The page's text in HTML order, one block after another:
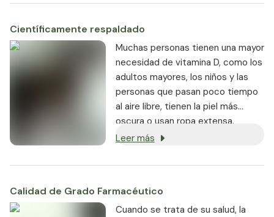
Científicamente respaldado
Muchas personas tienen una mayor
necesidad de vitamina D, como los
adultos mayores, los niños y las
personas que pasan poco tiempo
al aire libre, tienen la piel más
oscura o usan ropa extensa.
Muchos expertos en salud a
suplementos de vitamina D para
Leer más
Calidad de Grado Farmacéutico
Cuando se trata de su salud, la